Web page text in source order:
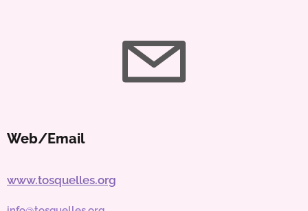
Web/Email
www.tosquelles.org